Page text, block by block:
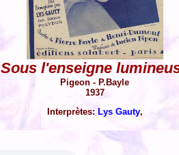
Sous l'enseigne
Pigeon - P.Bayle
1937
Interprètes: Lys Gauty,